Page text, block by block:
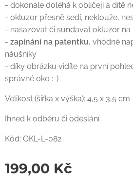
- dokonale doléhá k obličeji a dítě
- okluzor přesně sedí, neklouže,
- nasazovat či sundavat okluzor
- zapínání na patentku, vhodné
náušníky
- díky obrázku vidíte na první
správné oko :-)
Velikost (šířka x výška): 4,5 x 3,5 cm
Ihned k odběru či odeslání.
Kód: OKL-L-082
199,00 Kč